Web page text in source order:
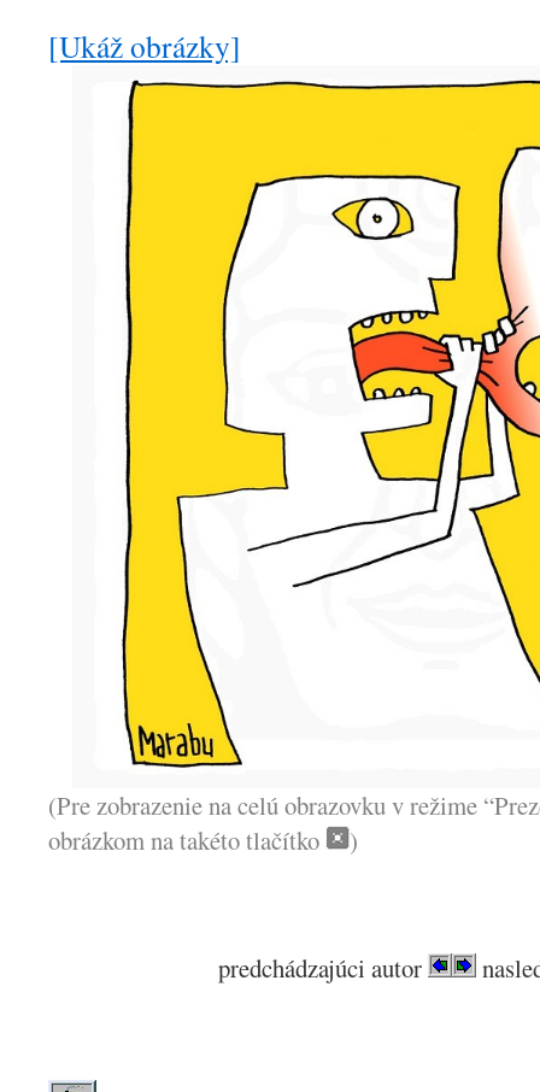
[Ukáž obrázky]
(Pre zobrazenie na celú obrazovku v režime
obrázkom na takéto tlačítko
)
predchádzajúci autor